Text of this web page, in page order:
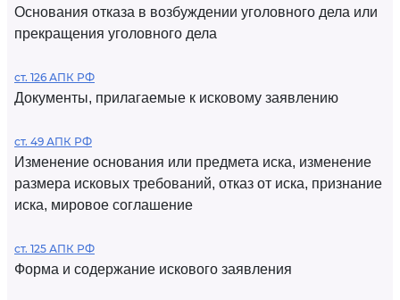
Основания отказа в возбуждении уголовного дела или
прекращения уголовного дела
ст. 126 АПК РФ
Документы, прилагаемые к исковому заявлению
ст. 49 АПК РФ
Изменение основания или предмета иска, изменение
размера исковых требований, отказ от иска, признание
иска, мировое соглашение
ст. 125 АПК РФ
Форма и содержание искового заявления